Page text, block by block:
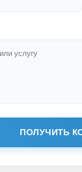
ПОЛУЧИТЬ